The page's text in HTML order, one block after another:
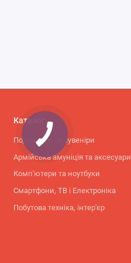
Каталог
Подарунки та сувеніри
Армійська амуніція та аксесуари
Комп'ютери та ноутбуки
Смартфони, ТВ і Електроніка
Побутова техніка, інтер'єр